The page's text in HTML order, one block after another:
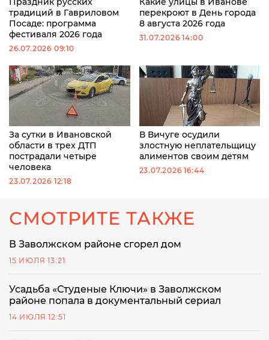
традиций в Гавриловом
Посаде: программа
фестиваля 2026 года
26.07.2026 09:10
перекроют в День города
8 августа 2026 года
31.07.2026 14:00
За сутки в Ивановской
области в трех ДТП
пострадали четыре
человека
23.07.2026 12:18
В Вичуге осудили
злостную неплательщицу
алиментов своим детям
23.07.2026 16:44
СМОТРИТЕ ТАКЖЕ
В Заволжском районе сгорел дом
15 ИЮЛЯ 13:21
Усадьба «Студеные Ключи» в Заволжском
районе попала в документальный сериал
14 ИЮЛЯ 12:51